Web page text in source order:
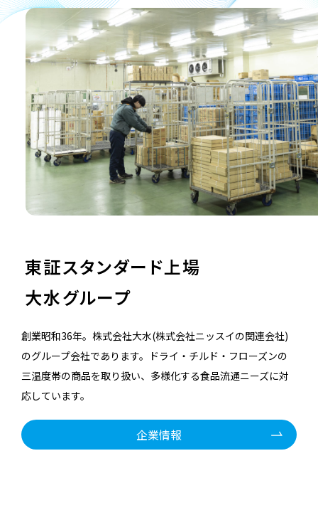
個人情報保護方針
東証スタンダード上場
大水グループ
創業昭和36年。株式会社大水(株式会社ニッスイの関連会社)
のグループ会社であります。ドライ・チルド・フローズンの
三温度帯の商品を取り扱い、多様化する食品流通ニーズに対
応しています。
企業情報